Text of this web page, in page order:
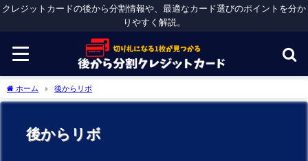
クレジットカードの後から分割情報や、最適なカード選びのポイントを分か
りやすく解説。
ホーム 後からリボ
後からリボ